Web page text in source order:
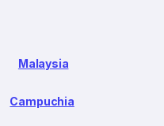
Malaysia
Campuchia